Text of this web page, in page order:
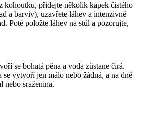
kohoutku, přidejte několik kapek čistého
a barviv), uzavřete láhev a intenzivně
Poté položte láhev na stůl a pozorujte,
se bohatá pěna a voda zůstane čirá.
se vytvoří jen málo nebo žádná, a na dně
nebo sraženina.